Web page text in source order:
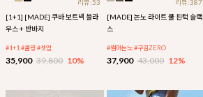
리뷰:53
[1+1] [MADE] 쿠바 보트넥 블라
우스 + 반바지
#1+1 #쿨링 #셋업
35,900 39,800 10%
리뷰:387
[MADE] 논노 라이트 쿨 핀턱 슬랙
스
#썸머논노 #구김ZERO
37,900 43,000 12%